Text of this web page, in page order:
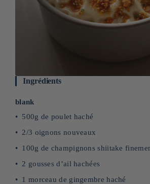
Ingrédients
blank
500g de poulet haché
2/3 oignons nouveaux
100g de champignons shiitake
2 gousses d’ail hachées
1 morceau de gingembre haché